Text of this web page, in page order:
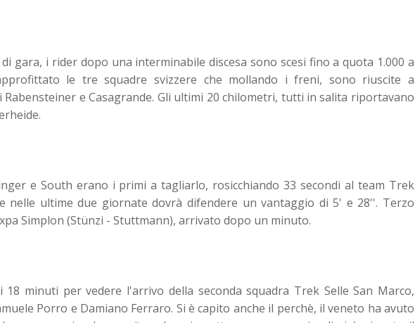
gara, i rider dopo una interminabile discesa sono scesi fino a quota 1.000 a
le tre squadre svizzere che mollando i freni, sono riuscite a
e Casagrande. Gli ultimi 20 chilometri, tutti in salita riportavano
e South erano i primi a tagliarlo, rosicchiando 33 secondi al team Trek
nelle ultime due giornate dovrà difendere un vantaggio di 5' e 28''. Terzo
Simplon (Stünzi - Stuttmann), arrivato dopo un minuto.
minuti per vedere l'arrivo della seconda squadra Trek Selle San Marco,
Porro e Damiano Ferraro. Si è capito anche il perchè, il veneto ha avuto